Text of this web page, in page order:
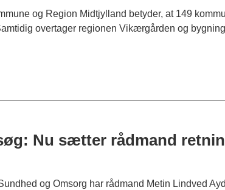
og Region Midtjylland betyder, at 149
overtager regionen Vikærgården og
Nu sætter rådmand
og Omsorg har rådmand Metin Lindved